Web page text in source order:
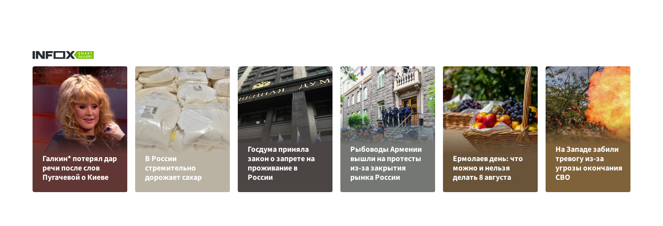
Галкин* потерял дар
речи после слов
Пугачевой о Киеве
В России
стремительно
дорожает сахар
Госдума приняла
закон о запрете на
проживание в
России
Рыбоводы Армении
вышли на протесты
из-за закрытия
рынка России
Ермолаев день: что
можно и нельзя
делать 8 августа
На Западе забили
тревогу из-за
угрозы окончания
СВО